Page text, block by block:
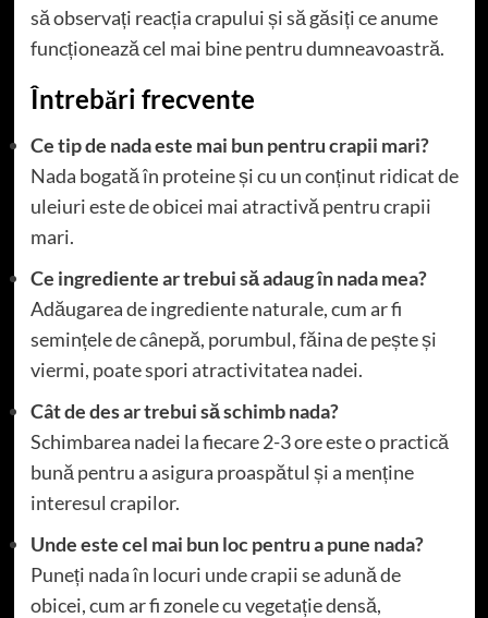
să observați reacția crapului și să găsiți ce anume
funcționează cel mai bine pentru dumneavoastră.
Întrebări frecvente
Ce tip de nada este mai bun pentru crapii mari?
Nada bogată în proteine și cu un conținut ridicat de
uleiuri este de obicei mai atractivă pentru crapii
mari.
Ce ingrediente ar trebui să adaug în nada mea?
Adăugarea de ingrediente naturale, cum ar fi
semințele de cânepă, porumbul, făina de pește și
viermi, poate spori atractivitatea nadei.
Cât de des ar trebui să schimb nada?
Schimbarea nadei la fiecare 2-3 ore este o practică
bună pentru a asigura proaspătul și a menține
interesul crapilor.
Unde este cel mai bun loc pentru a pune nada?
Puneți nada în locuri unde crapii se adună de
obicei, cum ar fi zonele cu vegetație densă,